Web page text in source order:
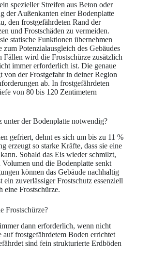
spezieller Streifen aus Beton oder
der Außenkanten einer Bodenplatte
den frostgefährdeten Rand der
und Frostschäden zu vermeiden.
statische Funktionen übernehmen
Potenzialausgleich des Gebäudes
Fällen wird die Frostschürze zusätzlich
immer erforderlich ist. Die genaue
von der Frostgefahr in deiner Region
ab. In frostgefährdeten
von 80 bis 120 Zentimetern
unter der Bodenplatte notwendig?
gefriert, dehnt es sich um bis zu 11 %
erzeugt so starke Kräfte, dass sie eine
Sobald das Eis wieder schmilzt,
Volumen und die Bodenplatte senkt
können das Gebäude nachhaltig
ein zuverlässiger Frostschutz essenziell
eine Frostschürze.
Frostschürze?
dann erforderlich, wenn nicht
auf frostgefährdetem Boden errichtet
sind fein strukturierte Erdböden